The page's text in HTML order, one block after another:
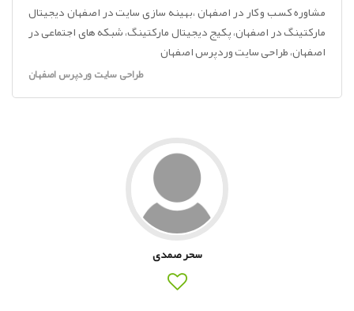
مشاوره کسب و کار در اصفهان ،بهینه سازی سایت در اصفهان دیجیتال
مارکتینگ در اصفهان، پکیج دیجیتال مارکتینگ، شبکه های اجتماعی در
اصفهان، طراحی سایت وردپرس اصفهان
طراحی سایت وردپرس اصفهان
سحر صمدی